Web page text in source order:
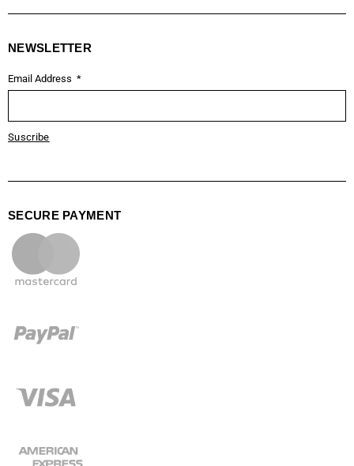
NEWSLETTER
Email Address
Suscribe
SECURE PAYMENT